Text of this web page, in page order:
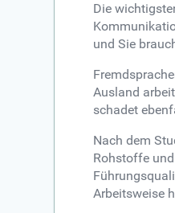
Die
und Sie
Ausland
schadet
Nach dem
Rohstoffe
Arbeitsweise